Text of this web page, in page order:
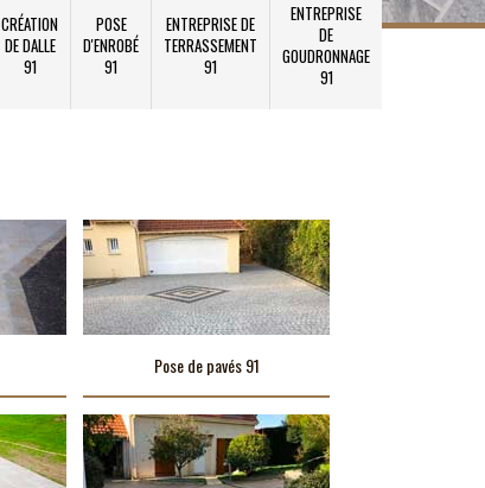
CRÉATION
DE DALLE
91
POSE
D'ENROBÉ
91
ENTREPRISE DE
TERRASSEMENT
91
ENTREPRISE
DE
GOUDRONNAGE
91
Pose de pavés 91